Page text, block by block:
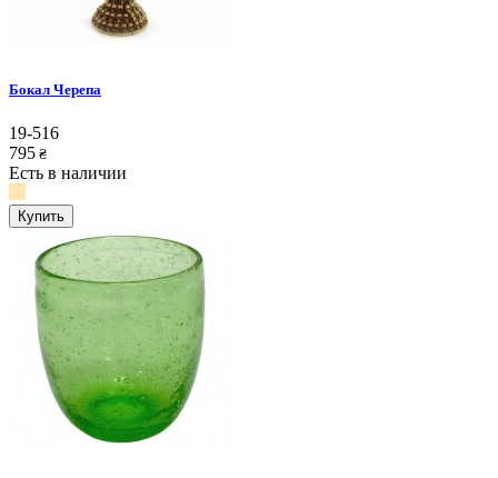
Бокал Черепа
19-516
795 ₴
Есть в наличии
Купить